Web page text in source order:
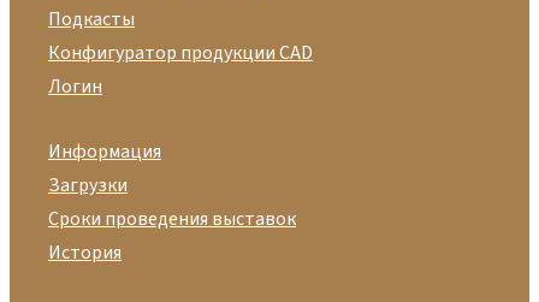
Подкасты
Конфигуратор продукции CAD
Логин
Информация
Загрузки
Сроки проведения выставок
История